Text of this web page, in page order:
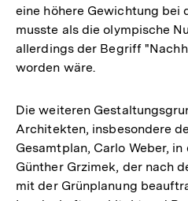
der
Fußnote
eine höhere Gewichtung bei
musste als die olympische
allerdings der Begriff
worden wäre.
Die weiteren
Architekten, insbesondere
Gesamtplan, Carlo Weber,
Günther Grzimek, der nach
mit der Grünplanung